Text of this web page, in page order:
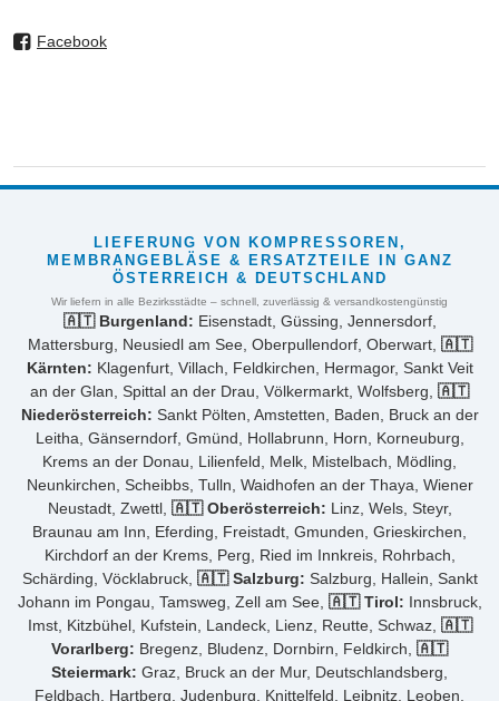
Facebook
LIEFERUNG VON KOMPRESSOREN,
MEMBRANGEBLÄSE & ERSATZTEILE IN GANZ
ÖSTERREICH & DEUTSCHLAND
Wir liefern in alle Bezirksstädte – schnell, zuverlässig & versandkostengünstig
🇦🇹 Burgenland: Eisenstadt, Güssing, Jennersdorf,
Mattersburg, Neusiedl am See, Oberpullendorf, Oberwart, 🇦🇹
Kärnten: Klagenfurt, Villach, Feldkirchen, Hermagor, Sankt Veit
an der Glan, Spittal an der Drau, Völkermarkt, Wolfsberg, 🇦🇹
Niederösterreich: Sankt Pölten, Amstetten, Baden, Bruck an der
Leitha, Gänserndorf, Gmünd, Hollabrunn, Horn, Korneuburg,
Krems an der Donau, Lilienfeld, Melk, Mistelbach, Mödling,
Neunkirchen, Scheibbs, Tulln, Waidhofen an der Thaya, Wiener
Neustadt, Zwettl, 🇦🇹 Oberösterreich: Linz, Wels, Steyr,
Braunau am Inn, Eferding, Freistadt, Gmunden, Grieskirchen,
Kirchdorf an der Krems, Perg, Ried im Innkreis, Rohrbach,
Schärding, Vöcklabruck, 🇦🇹 Salzburg: Salzburg, Hallein, Sankt
Johann im Pongau, Tamsweg, Zell am See, 🇦🇹 Tirol: Innsbruck,
Imst, Kitzbühel, Kufstein, Landeck, Lienz, Reutte, Schwaz, 🇦🇹
Vorarlberg: Bregenz, Bludenz, Dornbirn, Feldkirch, 🇦🇹
Steiermark: Graz, Bruck an der Mur, Deutschlandsberg,
Feldbach, Hartberg, Judenburg, Knittelfeld, Leibnitz, Leoben,